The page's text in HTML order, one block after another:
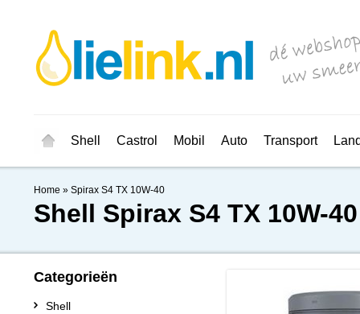
Shell Castrol Mobil Auto Transport
Home » Spirax S4 TX 10W-40
Shell Spirax S4 TX 10W-40
Categorieën
Shell